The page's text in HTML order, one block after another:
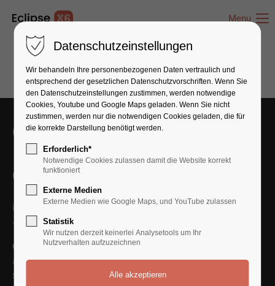
Menu
Get in Touch With Us
Contact Us
info@yourmail.com
+01 444 888 424
Cybersteel Inc.
Address: 376-293 City Road, Suite 600
San Francisco, CA 94102
Datenschutzeinstellungen
Wir behandeln Ihre personenbezogenen Daten vertraulich und
entsprechend der gesetzlichen Datenschutz­vorschriften. Wenn Sie
den Datenschutzeinstellungen zustimmen, werden notwendige
Cookies, Youtube und Google Maps geladen. Wenn Sie nicht
zustimmen, werden nur die notwendigen Cookies geladen, die für
die korrekte Darstellung benötigt werden.
Erforderlich*
Notwendige Cookies zulassen damit die Website korrekt
funktioniert
Externe Medien
Externe Medien wie Google Maps, und YouTube zulassen
Statistik
Wir nutzen derzeit keinerlei Analysetools um Ihr
Nutzverhalten aufzuzeichnen